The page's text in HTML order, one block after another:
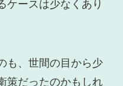
ケースは少なくあり
も、世間の目から少
策だったのかもしれ